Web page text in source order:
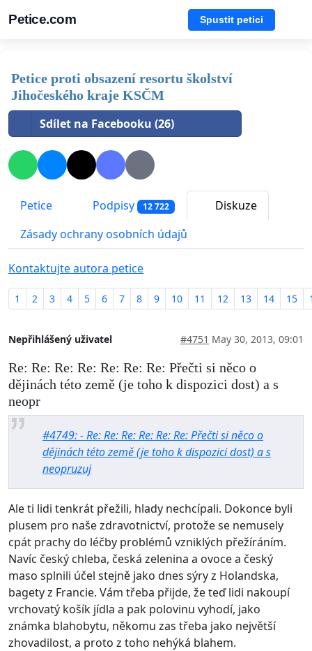
Petice.com Spustit petici
Petice proti obsazení resortu školství
Jihočeského kraje KSČM
Sdílet na Facebooku (26)
Petice Podpisy 12 722
Diskuze
Zásady ochrany osobních údajů
Kontaktujte autora petice
1 2 3 4 5 6 7 8 9 10 11 12 13 14 15
Nepřihlášený uživatel #4751 May 30, 2013, 09:01
Re: Re: Re: Re: Re: Re: Re: Přečti si něco o
dějinách této země (je toho k dispozici dost) a s
neopr
#4749: - Re: Re: Re: Re: Re: Re: Přečti si něco o
dějinách této země (je toho k dispozici dost) a s
neopruzuj
Ale ti lidi tenkrát přežili, hlady nechcípali. Dokonce byli
plusem pro naše zdravotnictví, protože se nemusely
cpát prachy do léčby problémů vzniklých přežíráním.
Navíc český chleba, česká zelenina a ovoce a český
maso splnili účel stejně jako dnes sýry z Holandska,
bagety z Francie. Vám třeba přijde, že teď lidi nakoupí
vrchovatý košík jídla a pak polovinu vyhodí, jako
známka blahobytu, někomu zas třeba jako největší
zhovadilost, a proto z toho nehýká blahem.